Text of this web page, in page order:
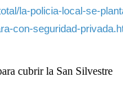
la-policia-local-se-
con-seguridad-
cubrir la San Silvestre